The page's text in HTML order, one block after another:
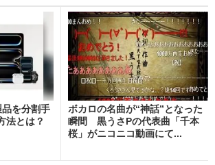
を分割手
法とは？
ボカロの名曲が“神話”となった
瞬間 黒うさPの代表曲「千本
桜」がニコニコ動画にて...